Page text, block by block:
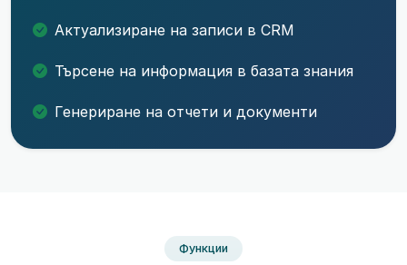
Актуализиране на записи в CRM
Търсене на информация в базата знания
Генериране на отчети и документи
Функции